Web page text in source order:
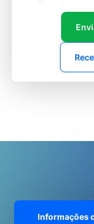
Informações